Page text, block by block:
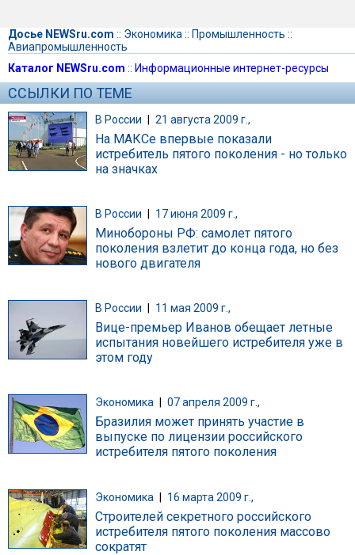
Досье NEWSru.com :: Экономика :: Промышленность ::
Авиапромышленность
Каталог NEWSru.com :: Информационные интернет-ресурсы
ССЫЛКИ ПО ТЕМЕ
В России | 21 августа 2009 г.,
На МАКСе впервые показали
истребитель пятого поколения - но только
на значках
В России 17 июня 2009 г.,
Минобороны РФ: самолет пятого
поколения взлетит до конца года, но без
нового двигателя
В России 11 мая 2009 г.,
Вице-премьер Иванов обещает летные
испытания новейшего истребителя уже в
этом году
Экономика 07 апреля 2009 г.,
Бразилия может принять участие в
выпуске по лицензии российского
истребителя пятого поколения
Экономика | 16 марта 2009 г.,
Строителей секретного российского
истребителя пятого поколения массово
сократят